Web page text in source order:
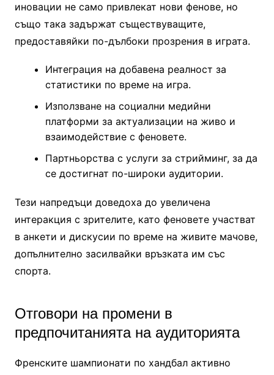
иновации не само привлекат нови фенове, но
също така задържат съществуващите,
предоставяйки по-дълбоки прозрения в играта.
Интеграция на добавена реалност за
статистики по време на игра.
Използване на социални медийни
платформи за актуализации на живо и
взаимодействие с феновете.
Партньорства с услуги за стрийминг, за да
се достигнат по-широки аудитории.
Тези напредъци доведоха до увеличена
интеракция с зрителите, като феновете участват
в анкети и дискусии по време на живите мачове,
допълнително засилвайки връзката им със
спорта.
Отговори на промени в
предпочитанията на аудиторията
Френските шампионати по хандбал активно